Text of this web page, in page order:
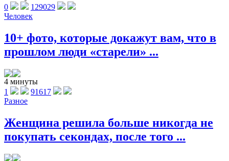
0
129029
Человек
10+ фото, которые докажут вам, что в
прошлом люди «старели» ...
4 минуты
1
91617
Разное
Женщина решила больше никогда не
покупать секондах, после того ...